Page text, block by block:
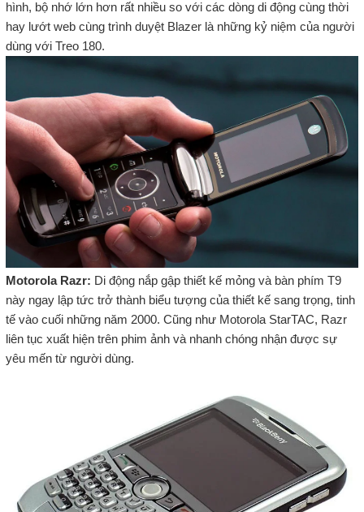
hình, bộ nhớ lớn hơn rất nhiều so với các dòng di động cùng thời
hay lướt web cùng trình duyệt Blazer là những kỷ niệm của người
dùng với Treo 180.
Motorola Razr: Di động nắp gập thiết kế mỏng và bàn phím T9
này ngay lập tức trở thành biểu tượng của thiết kế sang trọng, tinh
tế vào cuối những năm 2000. Cũng như Motorola StarTAC, Razr
liên tục xuất hiện trên phim ảnh và nhanh chóng nhận được sự
yêu mến từ người dùng.